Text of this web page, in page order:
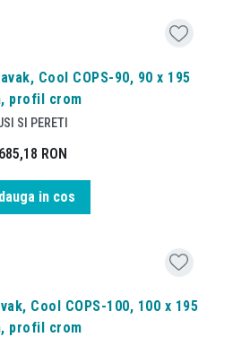
Cool COPS-90, 90 x 195
profil crom
SI PERETI
685,18 RON
in cos
Cool COPS-100, 100 x 195
profil crom